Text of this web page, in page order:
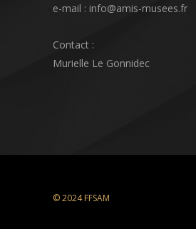
e-mail : info@amis-musees.fr
Contact :
Murielle Le Gonnidec
© 2024 FFSAM